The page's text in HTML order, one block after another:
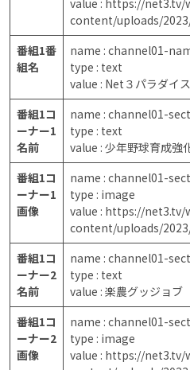
value : https://net3.tv/
content/uploads/
番組1番
組名
name : channel01-
type : text
value : Net３パラダイ
番組1コ
ーナー1
名前
name : channel01-
type : text
value : 少年野球育成強
番組1コ
ーナー1
画像
name : channel01-
type : image
value : https://net3.tv/
content/uploads/
番組1コ
ーナー2
名前
name : channel01-
type : text
value : 楽農グッジョ
番組1コ
ーナー2
画像
name : channel01-
type : image
value : https://net3.tv/